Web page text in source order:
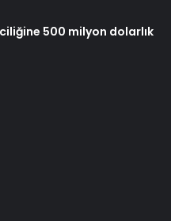
500 milyon dolarlık